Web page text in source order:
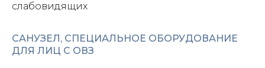
слабовидящих
САНУЗЕЛ, СПЕЦИАЛЬНОЕ ОБОРУДОВАНИЕ
ДЛЯ ЛИЦ С ОВЗ